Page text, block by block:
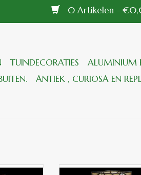
0 Artikelen -
TUINDECORATIES
ALUMINIUM
ANTIEK , CURIOSA EN
tiffany
Tiffany tafel lamp 12*35 cm